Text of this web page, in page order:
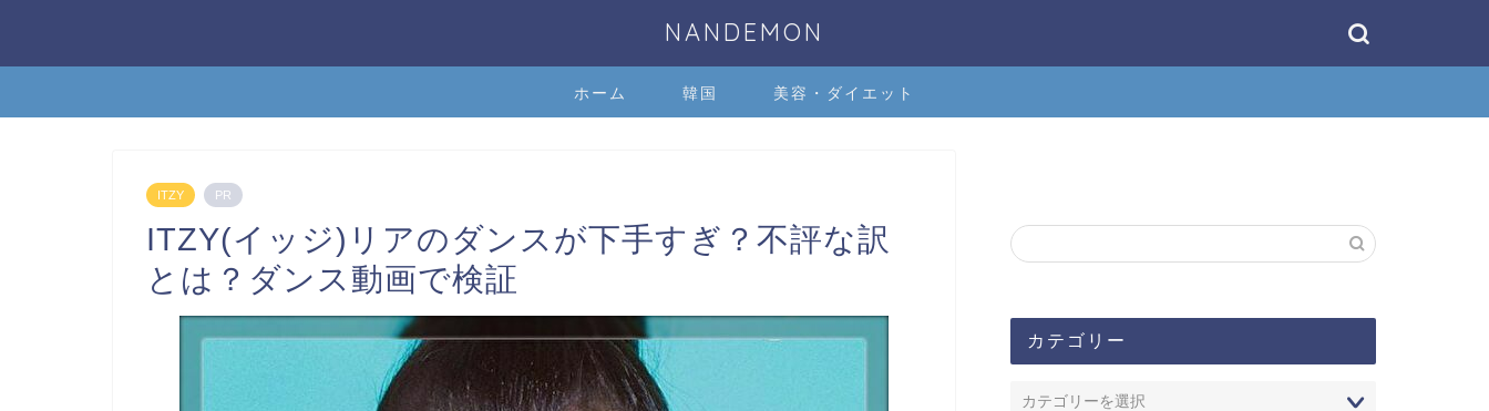
NANDEMON
ホーム 韓国 美容・ダイエット
ITZY PR
ITZY(イッジ)リアのダンスが下手すぎ？不評な訳
とは？ダンス動画で検証
カテゴリー